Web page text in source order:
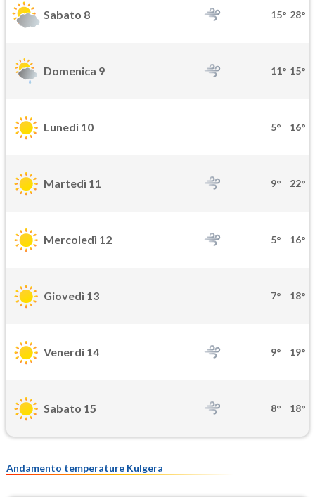
Sabato 8 15° 28°
Domenica 9 11° 15°
Lunedì 10 5° 16°
Martedì 11 9° 22°
Mercoledì 12 5° 16°
Giovedì 13 7° 18°
Venerdì 14 9° 19°
Sabato 15 8° 18°
Andamento temperature Kulgera